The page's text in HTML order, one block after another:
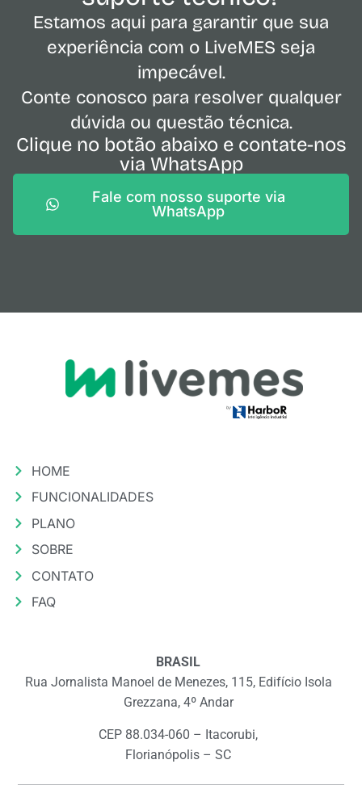
Estamos aqui para garantir que sua
experiência com o LiveMES seja
impecável.
Conte conosco para resolver qualquer
dúvida ou questão técnica.
Clique no botão abaixo e contate-nos
via WhatsApp
Fale com nosso suporte via
WhatsApp
HOME
FUNCIONALIDADES
PLANO
SOBRE
CONTATO
FAQ
BRASIL
Rua Jornalista Manoel de Menezes, 115, Edifício Isola
Grezzana, 4º Andar
CEP 88.034-060 – Itacorubi,
Florianópolis – SC